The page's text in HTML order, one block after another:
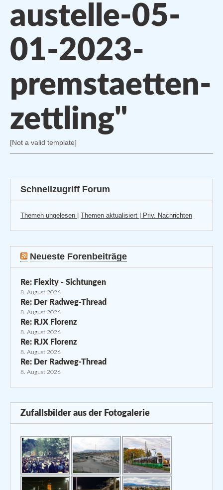
austelle-05-
01-2023-
premstaetten-
zettling"
[Not a valid template]
Schnellzugriff Forum
Themen ungelesen Themen aktualisiert | Priv. Nachrichten
Neueste Forenbeiträge
Re: Flexity - Sichtungen
8. August 2026
Re: Der Radweg-Thread
8. August 2026
Re: RJX Florenz
8. August 2026
Re: RJX Florenz
8. August 2026
Re: Der Radweg-Thread
8. August 2026
Zufallsbilder aus der Fotogalerie